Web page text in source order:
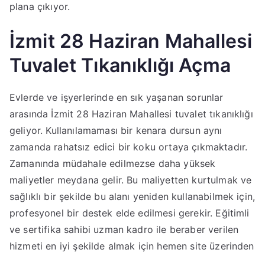
plana çıkıyor.
İzmit 28 Haziran Mahallesi
Tuvalet Tıkanıklığı Açma
Evlerde ve işyerlerinde en sık yaşanan sorunlar
arasında İzmit 28 Haziran Mahallesi tuvalet tıkanıklığı
geliyor. Kullanılamaması bir kenara dursun aynı
zamanda rahatsız edici bir koku ortaya çıkmaktadır.
Zamanında müdahale edilmezse daha yüksek
maliyetler meydana gelir. Bu maliyetten kurtulmak ve
sağlıklı bir şekilde bu alanı yeniden kullanabilmek için,
profesyonel bir destek elde edilmesi gerekir. Eğitimli
ve sertifika sahibi uzman kadro ile beraber verilen
hizmeti en iyi şekilde almak için hemen site üzerinden